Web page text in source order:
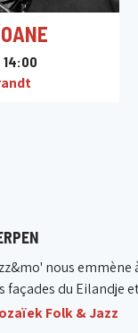
nous
du Eilandje
Folk & Jazz